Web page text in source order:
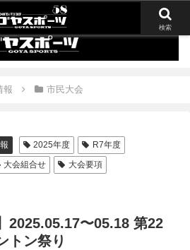
報 市民大会
2025年度
R7年度
大会組合せ
大会要項
2025.05.17〜05.18 第22
トン祭り
検索